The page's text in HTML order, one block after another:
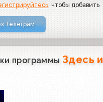
, чтобы добавить
Телеграм
программы Здесь и